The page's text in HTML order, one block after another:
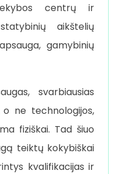
centrų ir
aikštelių
gamybinių
svarbiausias
ne technologijos,
fiziškai. Tad šiuo
teiktų kokybiškai
kvalifikacijas ir